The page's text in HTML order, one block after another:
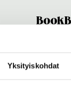
Yksityiskohdat